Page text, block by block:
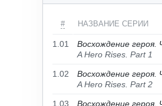
# НАЗВАНИЕ СЕРИИ
1.01
Восхождение героя.
A Hero Rises. Part 1
1.02
Восхождение героя.
A Hero Rises. Part 2
1.03
Восхождение героя.